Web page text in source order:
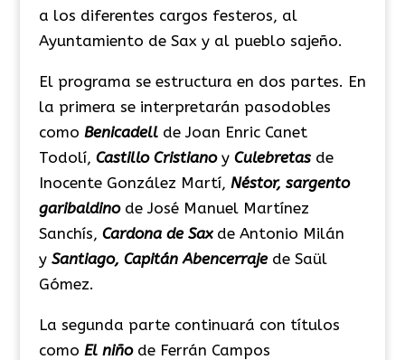
a los diferentes cargos festeros, al
Ayuntamiento de Sax y al pueblo sajeño.
El programa se estructura en dos partes. En
la primera se interpretarán pasodobles
como Benicadell de Joan Enric Canet
Todolí, Castillo Cristianoy Culebretas de
Inocente González Martí, Néstor, sargento
garibaldino de José Manuel Martínez
Sanchís, Cardona de Saxde Antonio Milán
ySantiago, Capitán Abencerrajede Saül
Gómez.
La segunda parte continuará con títulos
como El niñode Ferrán Campos